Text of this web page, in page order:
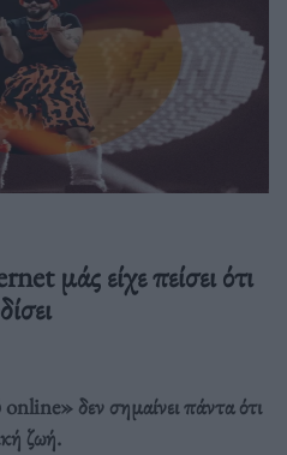
μάς είχε πείσει ότι
δεν σημαίνει πάντα ότι
ζωή.